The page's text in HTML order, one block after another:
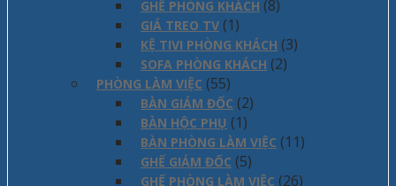
GHẾ PHÒNG KHÁCH (8)
GIÁ TREO TV (1)
KỆ TIVI PHÒNG KHÁCH (3)
SOFA PHÒNG KHÁCH (2)
PHÒNG LÀM VIỆC (55)
BÀN GIÁM ĐỐC (2)
BÀN HỘC PHỤ (1)
BÀN PHÒNG LÀM VIỆC (11)
GHẾ GIÁM ĐỐC (5)
GHẾ PHÒNG LÀM VIỆC (26)